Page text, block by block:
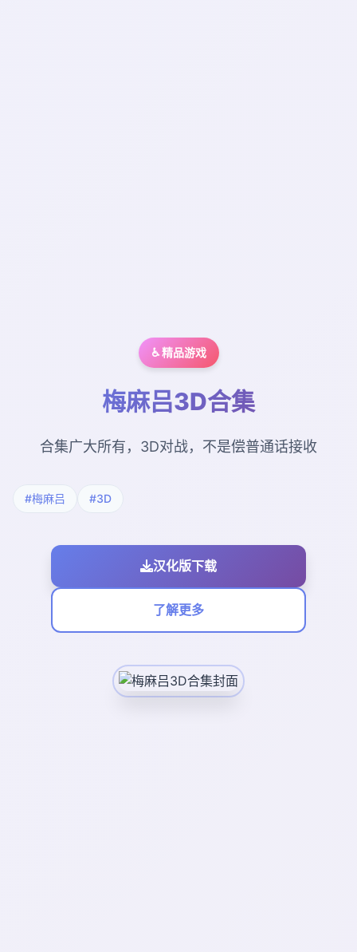
♿ 精品游戏
梅麻吕3D合集
合集广大所有，3D对战，不是偿普通话接收
#梅麻吕 #3D
汉化版下载
了解更多